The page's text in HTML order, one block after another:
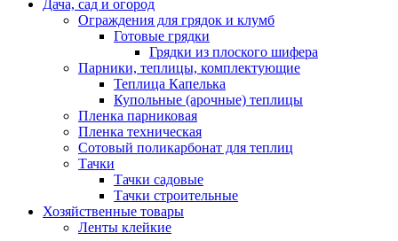
Дача, сад и огород
Ограждения для грядок и клумб
Готовые грядки
Грядки из плоского шифера
Парники, теплицы, комплектующие
Теплица Капелька
Купольные (арочные) теплицы
Пленка парниковая
Пленка техническая
Сотовый поликарбонат для теплиц
Тачки
Тачки садовые
Тачки строительные
Хозяйственные товары
Ленты клейкие